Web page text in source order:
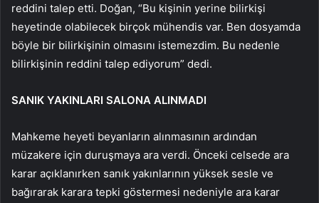
reddini talep etti. Doğan, “Bu kişinin yerine bilirkişi
heyetinde olabilecek birçok mühendis var. Ben dosyamda
böyle bir bilirkişinin olmasını istemezdim. Bu nedenle
bilirkişinin reddini talep ediyorum” dedi.
SANIK YAKINLARI SALONA ALINMADI
Mahkeme heyeti beyanların alınmasının ardından
müzakere için duruşmaya ara verdi. Önceki celsede ara
karar açıklanırken sanık yakınlarının yüksek sesle ve
bağırarak karara tepki göstermesi nedeniyle ara karar